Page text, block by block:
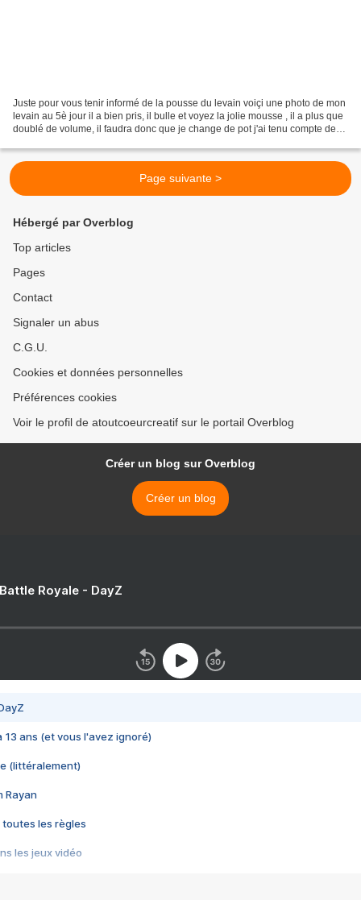
Juste pour vous tenir informé de la pousse du levain voiçi une photo de mon
levain au 5è jour il a bien pris, il bulle et voyez la jolie mousse , il a plus que
doublé de volume, il faudra donc que je change de pot j'ai tenu compte des
Page suivante >
Hébergé par Overblog
Top articles
Pages
Contact
Signaler un abus
C.G.U.
Cookies et données personnelles
Préférences cookies
Voir le profil de atoutcoeurcreatif sur le portail Overblog
Créer un blog sur Overblog
Créer un blog
Royale - DayZ
13 ans (et vous l'avez ignoré)
(littéralement)
Rayan
toutes les règles
les jeux vidéo